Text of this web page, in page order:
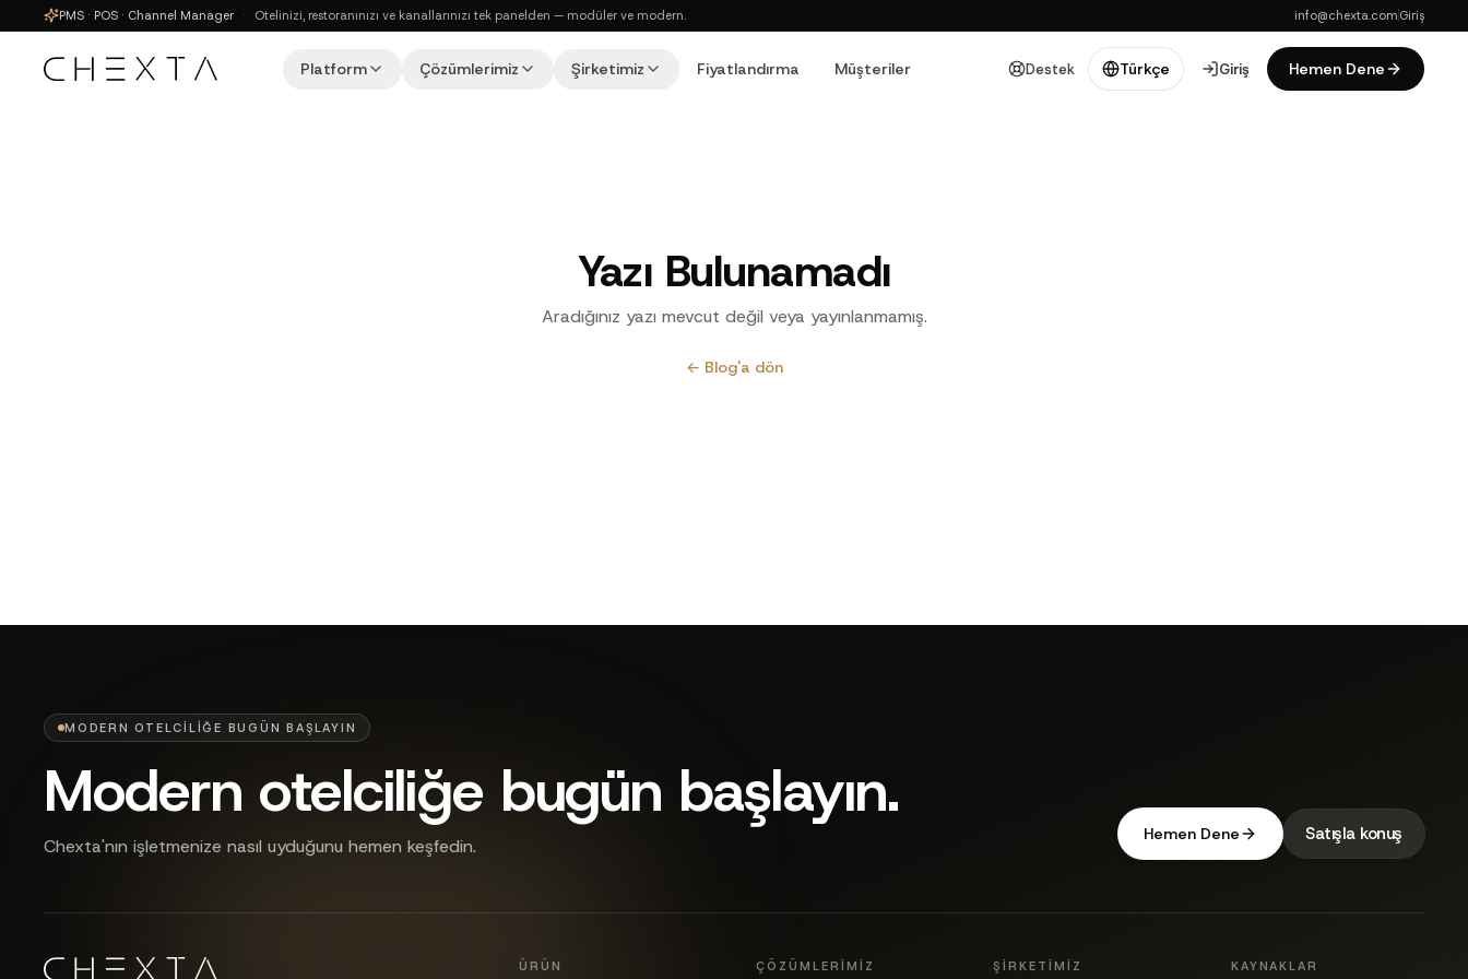
PMS · POS · Channel Manager · Otelinizi, restoranınızı ve kanallarınızı tek panelden — modüler ve modern. info@chexta.com Giriş
Platform Çözümlerimiz Şirketimiz Fiyatlandırma Müşteriler Destek Türkçe Giriş Hemen Dene
Yazı Bulunamadı
Aradığınız yazı mevcut değil veya yayınlanmamış.
← Blog'a dön
MODERN OTELCILIĞE BUGÜN BAŞLAYIN
Modern otelciliğe bugün başlayın.
Chexta'nın işletmenize nasıl uyduğunu hemen keşfedin.
Hemen Dene Satışla konuş
ÜRÜN ÇÖZÜMLERIMIZ ŞIRKETIMIZ KAYNAKLAR